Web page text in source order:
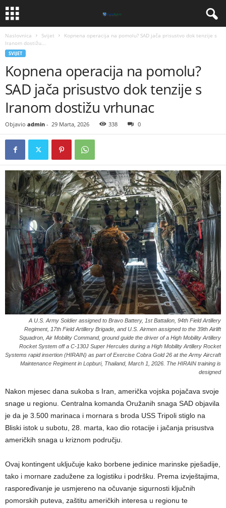
Naslovnica Svijet
Kopnena operacija na pomolu? SAD jača prisustvo dok tenzije s
Iranom dostižu...
SVIJET
Kopnena operacija na pomolu?
SAD jača prisustvo dok tenzije s
Iranom dostižu vrhunac
Objavio admin - 29 Marta, 2026 338 0
A U.S. Army Soldier assigned to Bravo Battery, 1st Battalion, 94th Field Artillery
Regiment, 17th Field Artillery Brigade, and U.S. Airmen assigned to the 39th Airlift
Squadron, Air Mobility Command, ground guide the driver of a High Mobility Artillery
Rocket System off a C-130J Super Hercules during a High Mobility Artillery Rocket
Systems rapid insertion (HIRAIN) as part of Exercise Cobra Gold 26 at the Army Aircraft
Maintenance Regiment in Lopburi, Thailand, March 1, 2026. The HIRAIN training is
designed
Nakon mjesec dana sukoba s Iran, američka vojska pojačava svoje
snage u regionu. Centralna komanda Oružanih snaga SAD objavila
je da je 3.500 marinaca i mornara s broda USS Tripoli stiglo na
Bliski istok u subotu, 28. marta, kao dio rotacije i jačanja prisustva
američkih snaga u kriznom području.
Ovaj kontingent uključuje kako borbene jedinice marinske pješadije,
tako i mornare zadužene za logistiku i podršku. Prema izvještajima,
raspoređivanje je usmjereno na očuvanje sigurnosti ključnih
pomorskih puteva, zaštitu američkih interesa u regionu te